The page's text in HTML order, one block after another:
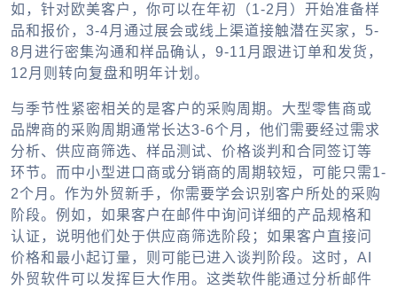
如，针对欧美客户，你可以在年初（1-2月）开始准备样
品和报价，3-4月通过展会或线上渠道接触潜在买家，5-
8月进行密集沟通和样品确认，9-11月跟进订单和发货，
12月则转向复盘和明年计划。
与季节性紧密相关的是客户的采购周期。大型零售商或
品牌商的采购周期通常长达3-6个月，他们需要经过需求
分析、供应商筛选、样品测试、价格谈判和合同签订等
环节。而中小型进口商或分销商的周期较短，可能只需1-
2个月。作为外贸新手，你需要学会识别客户所处的采购
阶段。例如，如果客户在邮件中询问详细的产品规格和
认证，说明他们处于供应商筛选阶段；如果客户直接问
价格和最小起订量，则可能已进入谈判阶段。这时， AI
外贸软件可以发挥巨大作用。这类软件能通过分析邮件